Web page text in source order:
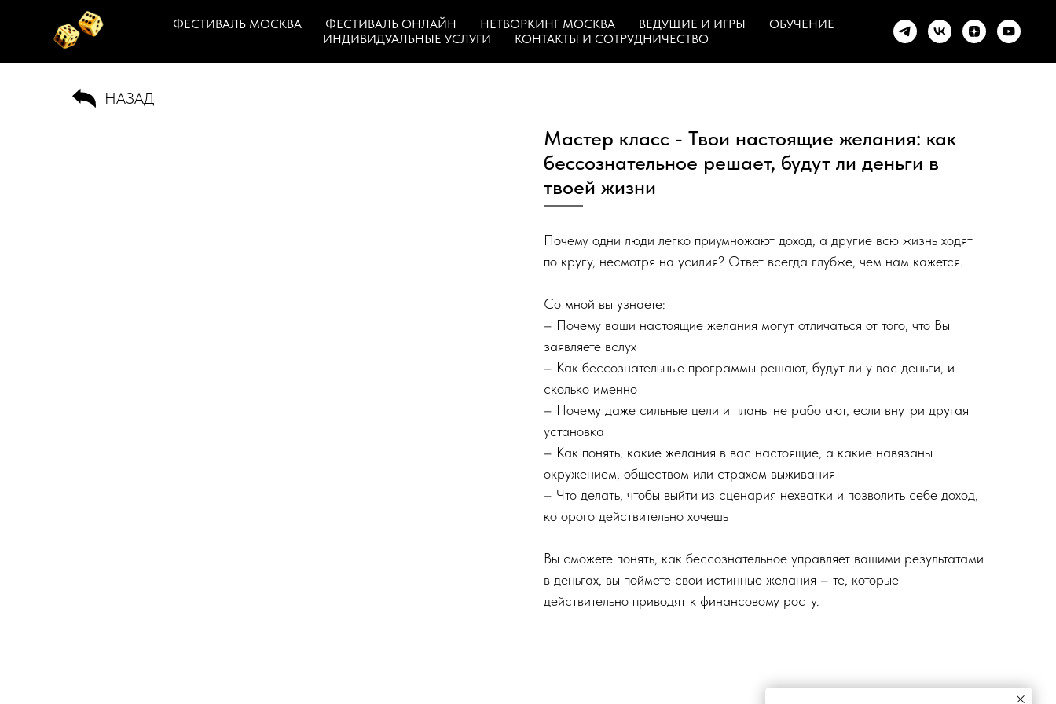
ФЕСТИВАЛЬ МОСКВА ФЕСТИВАЛЬ ОНЛАЙН НЕТВОРКИНГ МОСКВА ВЕДУЩИЕ И ИГРЫ
ОБУЧЕНИЕ
ИНДИВИДУАЛЬНЫЕ УСЛУГИ
КОНТАКТЫ И СОТРУДНИЧЕСТВО
НАЗАД
Мастер класс - Твои настоящие желания: как
бессознательное решает, будут ли деньги в
твоей жизни
Почему одни люди легко приумножают доход, а другие всю жизнь ходят
по кругу, несмотря на усилия? Ответ всегда глубже, чем нам кажется.
Со мной вы узнаете:
– Почему ваши настоящие желания могут отличаться от того, что Вы
заявляете вслух
– Как бессознательные программы решают, будут ли у вас деньги, и
сколько именно
– Почему даже сильные цели и планы не работают, если внутри другая
установка
– Как понять, какие желания в вас настоящие, а какие навязаны
окружением, обществом или страхом выживания
– Что делать, чтобы выйти из сценария нехватки и позволить себе доход,
которого действительно хочешь
Вы сможете понять, как бессознательное управляет вашими результатами
в деньгах, вы поймете свои истинные желания – те, которые
действительно приводят к финансовому росту.